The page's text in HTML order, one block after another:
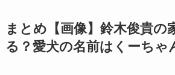
まとめ【画像】鈴木俊貴の
る？愛犬の名前はくーちゃ